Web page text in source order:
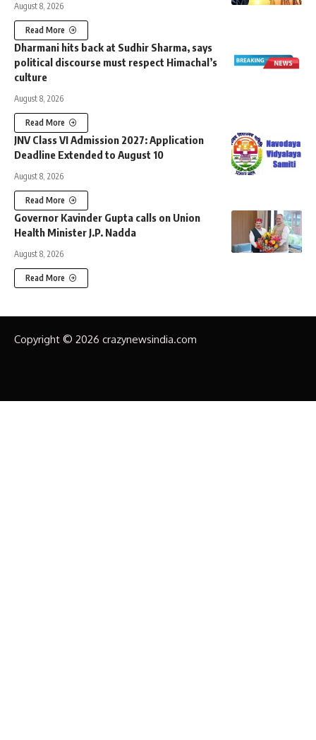
August 8, 2026
Read More
Dharmani hits back at Sudhir Sharma, says
political discourse must respect Himachal’s
culture
August 8, 2026
Read More
JNV Class VI Admission 2027: Application
Deadline Extended to August 10
August 8, 2026
Read More
Governor Kavinder Gupta calls on Union
Health Minister J.P. Nadda
August 8, 2026
Read More
Copyright © 2026 crazynewsindia.com